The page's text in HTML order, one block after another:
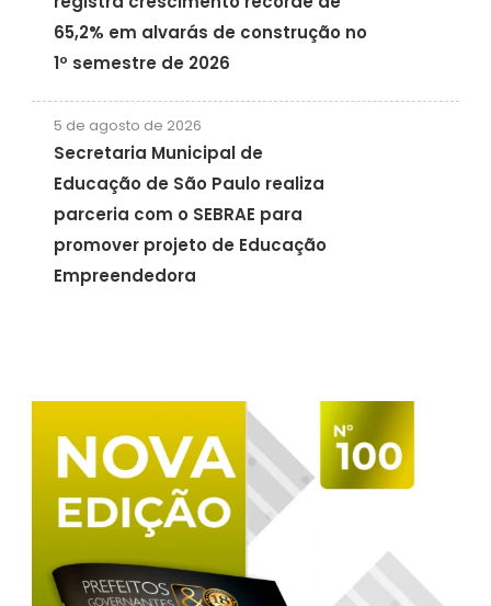
65,2% em alvarás de construção no
1º semestre de 2026
5 de agosto de 2026
Secretaria Municipal de
Educação de São Paulo realiza
parceria com o SEBRAE para
promover projeto de Educação
Empreendedora